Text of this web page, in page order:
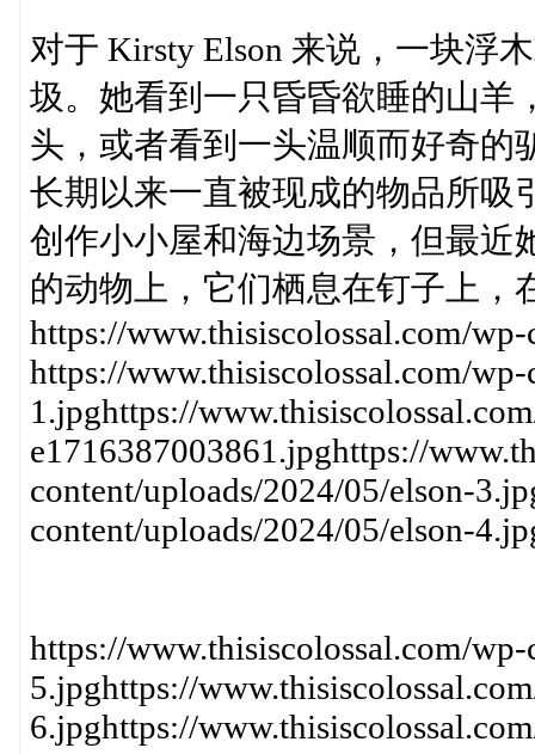
对于 Kirsty Elson 来说，一块浮
圾。她看到一只昏昏欲睡的山羊
头，或者看到一头温顺而好奇的
长期以来一直被现成的物品所吸
创作小小屋和海边场景，但最近
的动物上，它们栖息在钉子上，
https://www.thisiscolossal.com/
https://www.thisiscolossal.com/
1.jpghttps://
e1716387003861.jpghttps://
content/uploads/2024/05/elson-
content/uploads/2024/05/elson-
https://www.thisiscolossal.com/
5.jpghttps://
6.jpghttps://